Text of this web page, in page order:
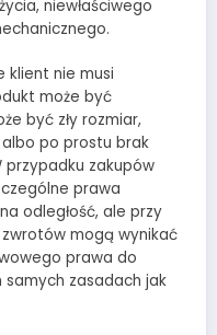
niewłaściwego
klient nie musi
może być
być zły rozmiar,
po prostu brak
zakupów
prawa
odległość, ale przy
mogą wynikać
prawa do
zasadach jak